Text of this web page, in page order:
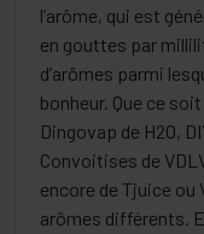
l’arôme, qui est
en gouttes par
d’arômes parmi
bonheur. Que ce
Dingovap de H2O,
Convoitises de
encore de Tjuice ou
arômes différents.